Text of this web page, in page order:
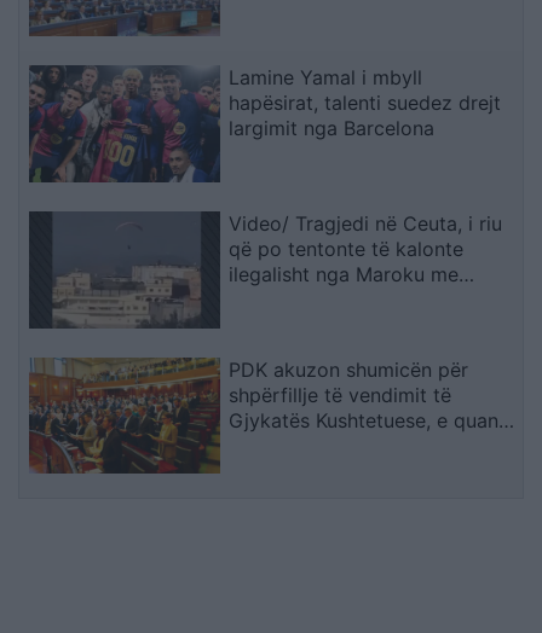
Lamine Yamal i mbyll
hapësirat, talenti suedez drejt
largimit nga Barcelona
Video/ Tragjedi në Ceuta, i riu
që po tentonte të kalonte
ilegalisht nga Maroku me
PDK akuzon shumicën për
shpërfillje të vendimit të
Gjykatës Kushtetuese, e quan